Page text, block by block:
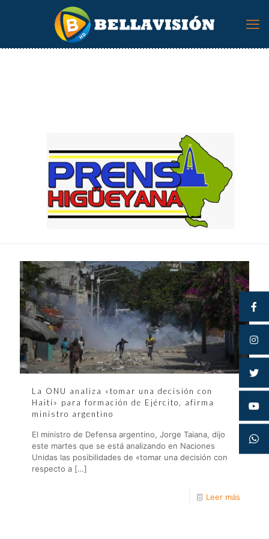
crisis
La ONU analiza «tomar una decisión con
Haití» para formación de Ejército, afirma
ministro argentino
El ministro de Defensa argentino, Jorge Taiana, dijo
este martes que se está analizando en Naciones
Unidas las posibilidades de «tomar una decisión con
respecto a […]
Leer más